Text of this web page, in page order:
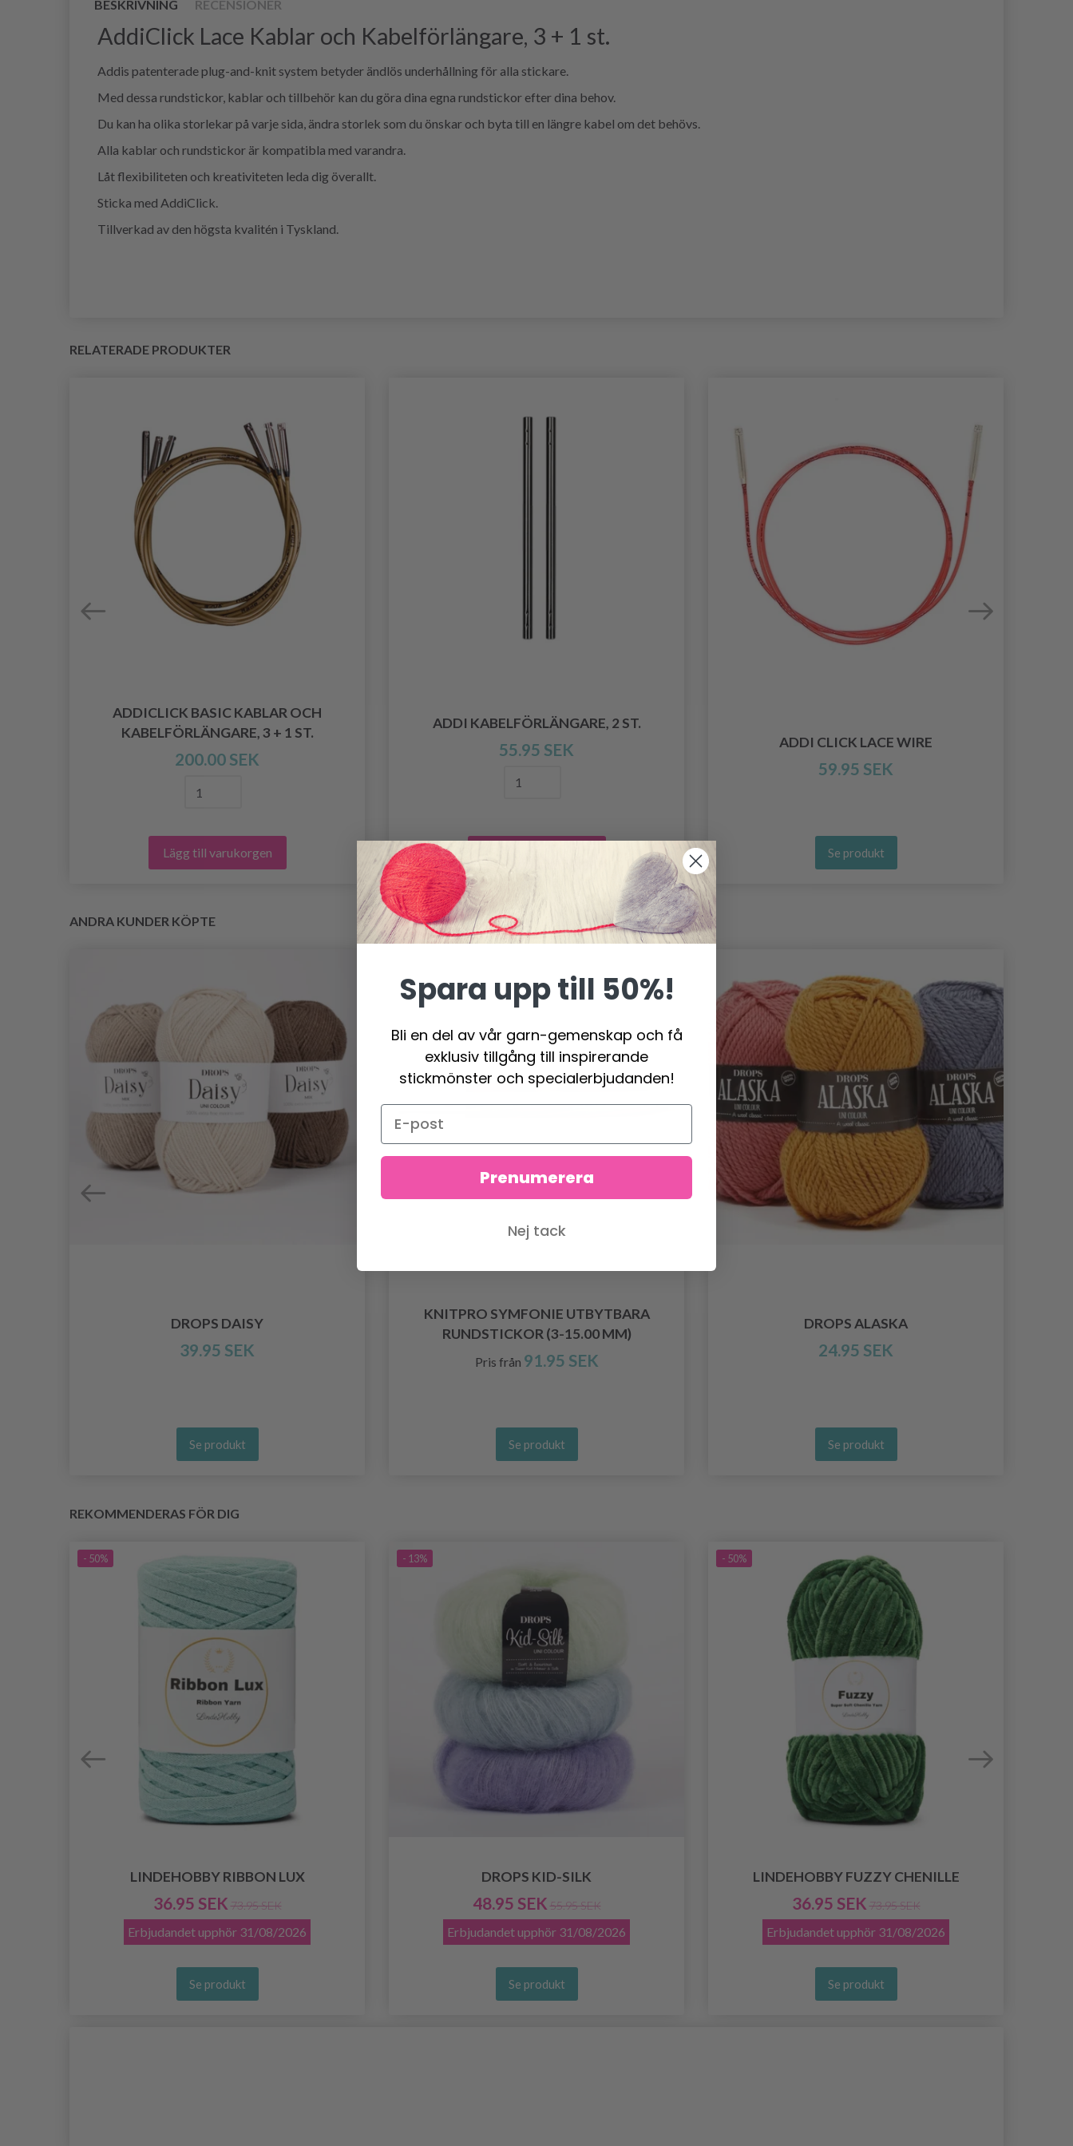
BESKRIVNING RECENSIONER
AddiClick Lace Kablar och Kabelförlängare, 3 + 1 st.
Addis patenterade plug-and-knit system betyder ändlös underhållning för alla stickare.
Med dessa rundstickor, kablar och tillbehör kan du göra dina egna rundstickor efter dina behov.
Du kan ha olika storlekar på varje sida, ändra storlek som du önskar och byta till en längre kabel om det behövs.
Alla kablar och rundstickor är kompatibla med varandra.
Låt flexibiliteten och kreativiteten leda dig överallt.
Sticka med AddiClick.
Tillverkad av den högsta kvalitén i Tyskland.
RELATERADE PRODUKTER
ADDICLICK BASIC KABLAR OCH
KABELFÖRLÄNGARE, 3 + 1 ST.
200.00 SEK
Lägg till varukorgen
ADDI KABELFÖRLÄNGARE, 2 ST.
55.95 SEK ADDI CLICK LACE WIRE
59.95 SEK
Se produkt
ANDRA KUNDER KÖPTE
DROPS DAISY
39.95 SEK
Se produkt
KNITPRO SYMFONIE UTBYTBARA
RUNDSTICKOR (3-15.00 MM)
Pris från 91.95 SEK
Se produkt
DROPS ALASKA
24.95 SEK
Se produkt
REKOMMENDERAS FÖR DIG
- 50%
LINDEHOBBY RIBBON LUX
36.95 SEK 73.95 SEK
Erbjudandet upphör 31/08/2026
Se produkt
- 13%
DROPS KID-SILK
48.95 SEK 55.95 SEK
Erbjudandet upphör 31/08/2026
Se produkt
- 50%
LINDEHOBBY FUZZY CHENILLE
36.95 SEK 73.95 SEK
Erbjudandet upphör 31/08/2026
Se produkt
Spara upp till 50%!
Bli en del av vår garn-gemenskap och få
exklusiv tillgång till inspirerande
stickmönster och specialerbjudanden!
Prenumerera
Nej tack